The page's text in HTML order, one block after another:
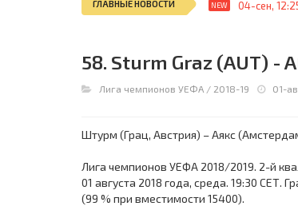
ГЛАВНЫЕ НОВОСТИ NEW 04-сен,
58. Sturm Graz (AUT) -
Лига чемпионов УЕФА / 2018-19 01-
Штурм (Грац, Австрия) – Аякс
Лига чемпионов УЕФА 2018/2019. 2-й
01 августа 2018 года, среда. 19:30 СЕТ.
(99 % при вместимости 15400).